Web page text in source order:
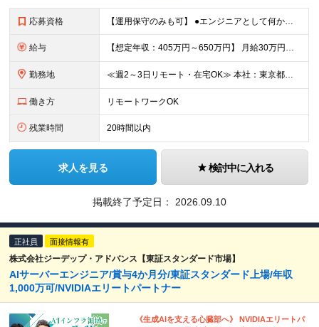
応募資格 【運用保守のみも可】 ●エンジニアとして何かしらの開発経験 ※経験年数1～2年の方から、3年以上の方など幅広く募集しています！ ●学歴不問 ＼こんな方はぜひご応募ください／ ★Pythonでの開発経
給与 【想定年収：405万円～650万円】 月給30万円～＋賞与年1回＋各種手当 ※経験・スキルを考慮して決定いたします ※試用期間6ヶ月（期間中の待遇に差異はありません） ※固定残業代（40時間分／7
勤務地 ≪週2～3日リモート・在宅OK≫ 本社：東京都千代田区神田須田町2-1-1 MA SQUARE AKIHABARA 8F ※転勤なし ※変更の範囲：上記を除く当社関連勤務地
働き方 リモートワークOK
残業時間 20時間以内
求人を見る 検討中に入れる
掲載終了予定日： 2026.09.10
正社員 面接情報有
株式会社ジーデップ・アドバンス【東証スタンダード市場】
AIサーバーエンジニア/賞与4か月分/東証スタンダード上場/年収
1,000万可/NVIDIAエリートパートナー
《生成AIを支える心臓部へ》 NVIDIAエリートパ